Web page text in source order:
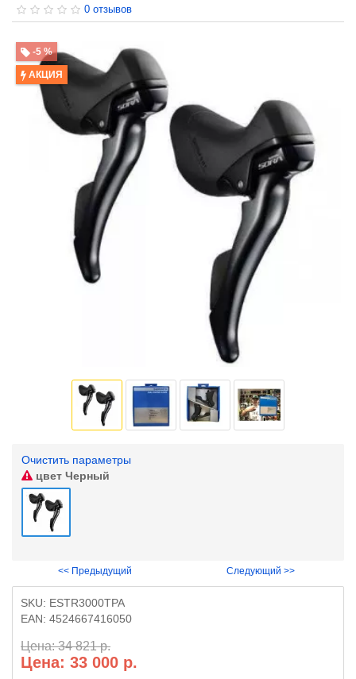
0 отзывов
-5 %
АКЦИЯ
Очистить параметры
цвет Черный
<< Предыдущий Следующий >>
SKU: ESTR3000TPA
EAN: 4524667416050
Цена: 34 821 р.
Цена: 33 000 р.